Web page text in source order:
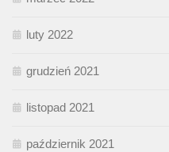
luty 2022
grudzień 2021
listopad 2021
październik 2021